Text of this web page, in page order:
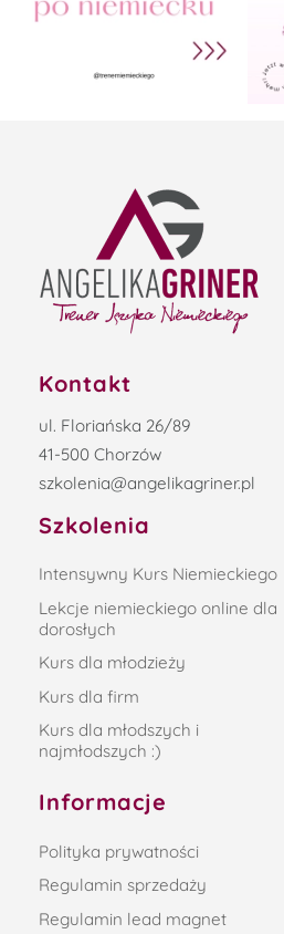
Kontakt
ul. Floriańska 26/89
41-500 Chorzów
szkolenia@angelikagriner.pl
Szkolenia
Intensywny Kurs Niemieckiego
Lekcje niemieckiego online dla
dorosłych
Kurs dla młodzieży
Kurs dla firm
Kurs dla młodszych i
najmłodszych :)
Informacje
Polityka prywatności
Regulamin sprzedaży
Regulamin lead magnet